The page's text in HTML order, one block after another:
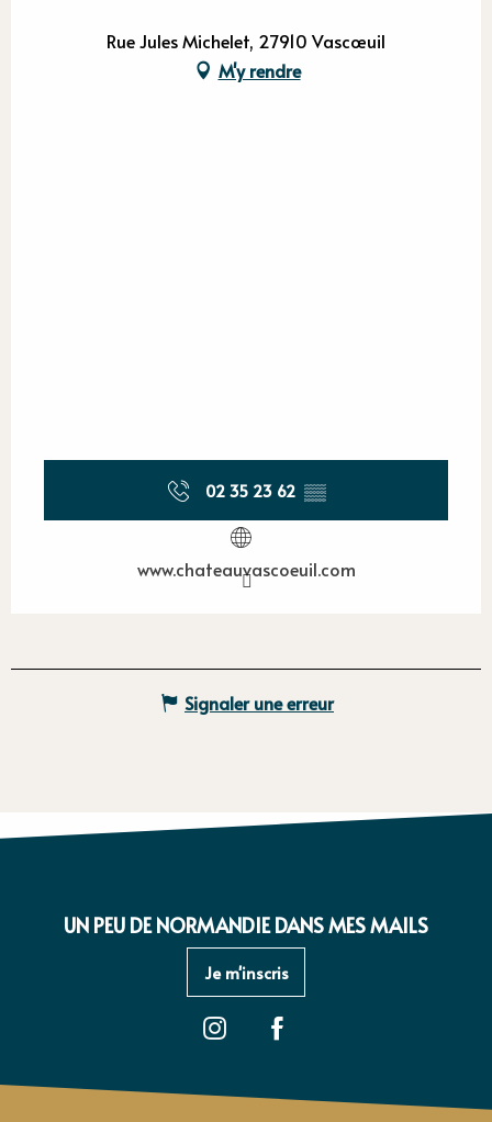
Rue Jules Michelet, 27910 Vascœuil
M'y rendre
02 35 23 62 ▒▒
www.chateauvascoeuil.com
Signaler une erreur
UN PEU DE NORMANDIE DANS MES MAILS
Je m'inscris